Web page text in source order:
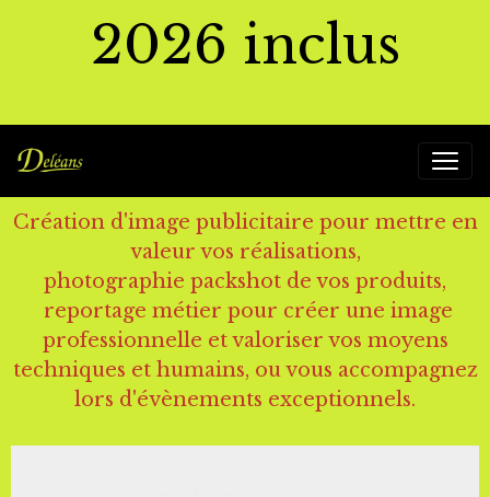
2026 inclus
Création d'image publicitaire pour mettre en
valeur vos réalisations,
photographie packshot de vos produits,
reportage métier pour créer une image
professionnelle et valoriser vos moyens
techniques et humains, ou vous accompagnez
lors d'évènements exceptionnels.